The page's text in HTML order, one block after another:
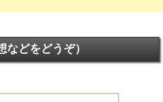
どをどうぞ）